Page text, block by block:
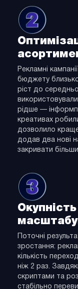
Рекламні
бюджету
ріст до
рідше —
креативах
дозволило
додав два нові
закривати
Поточні
зростання:
кількість
ніж 2 раз.
скриптами та
стабільно